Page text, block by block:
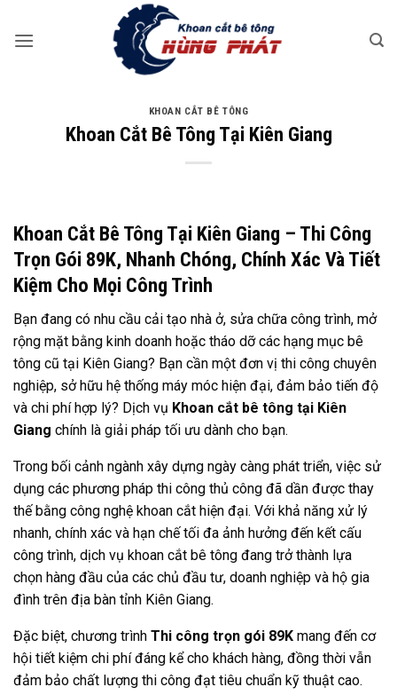
qua
KHOAN CẮT BÊ TÔNG
Khoan Cắt Bê Tông Tại Kiên Giang
Khoan Cắt Bê Tông Tại Kiên Giang – Thi Công
Trọn Gói 89K, Nhanh Chóng, Chính Xác Và Tiết
Kiệm Cho Mọi Công Trình
Bạn đang có nhu cầu cải tạo nhà ở, sửa chữa công trình, mở
rộng mặt bằng kinh doanh hoặc tháo dỡ các hạng mục bê
tông cũ tại Kiên Giang? Bạn cần một đơn vị thi công chuyên
nghiệp, sở hữu hệ thống máy móc hiện đại, đảm bảo tiến độ
và chi phí hợp lý? Dịch vụ Khoan cắt bê tông tại Kiên
Giang chính là giải pháp tối ưu dành cho bạn.
Trong bối cảnh ngành xây dựng ngày càng phát triển, việc sử
dụng các phương pháp thi công thủ công đã dần được thay
thế bằng công nghệ khoan cắt hiện đại. Với khả năng xử lý
nhanh, chính xác và hạn chế tối đa ảnh hưởng đến kết cấu
công trình, dịch vụ khoan cắt bê tông đang trở thành lựa
chọn hàng đầu của các chủ đầu tư, doanh nghiệp và hộ gia
đình trên địa bàn tỉnh Kiên Giang.
Đặc biệt, chương trình Thi công trọn gói 89K mang đến cơ
hội tiết kiệm chi phí đáng kể cho khách hàng, đồng thời vẫn
đảm bảo chất lượng thi công đạt tiêu chuẩn kỹ thuật cao.